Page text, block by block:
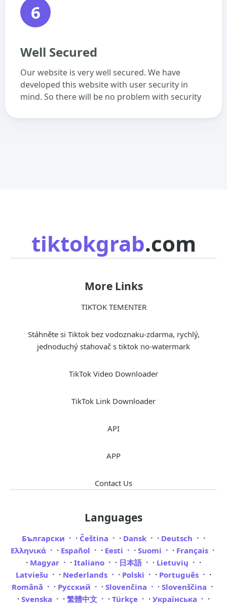
6
Well Secured
Our website is very well secured. We have
developed this website with user security in
mind. So there will be no problem with security
tiktokgrab.com
More Links
TIKTOK TEMENTER
Stáhněte si Tiktok bez vodoznaku-zdarma, rychlý,
jednoduchý stahovač s tiktok no-watermark
TikTok Video Downloader
TikTok Link Downloader
API
APP
Contact Us
Languages
Български · Čeština · Dansk · Deutsch ·
Ελληνικά · Español · Eesti · Suomi · Français
· Magyar · Italiano · 日本語 · Lietuvių ·
Latviešu · Nederlands · Polski · Português ·
Română · Русский · Slovenčina · Slovenščina
· Svenska · 繁體中文 · Türkçe · Українська ·